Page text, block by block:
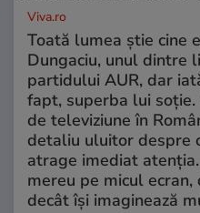
Viva.ro
Toată lumea știe cine
Dungaciu, unul dintre
partidului AUR, dar
fapt, superba lui soție.
de televiziune în
detaliu uluitor despre
atrage imediat
mereu pe micul
decât își imaginează